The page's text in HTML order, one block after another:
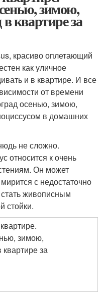
зимою,
квартире за
красиво оплетающий
как уличное
и в квартире. И все
от времени
осенью, зимою,
в домашних
не сложно.
относится к очень
Он может
с недостаточно
живописным
стойки.